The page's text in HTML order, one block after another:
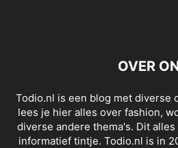
OVER
Todio.nl is een blog met diverse
lees je hier alles over fashion,
diverse andere thema's. Dit
informatief tintje. Todio.nl is in